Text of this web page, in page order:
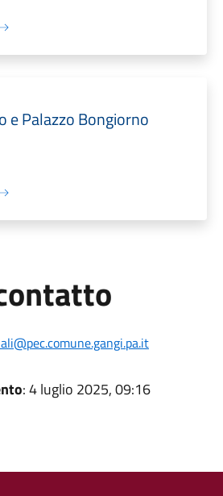
e Palazzo Bongiorno
: 4 luglio 2025, 09:16